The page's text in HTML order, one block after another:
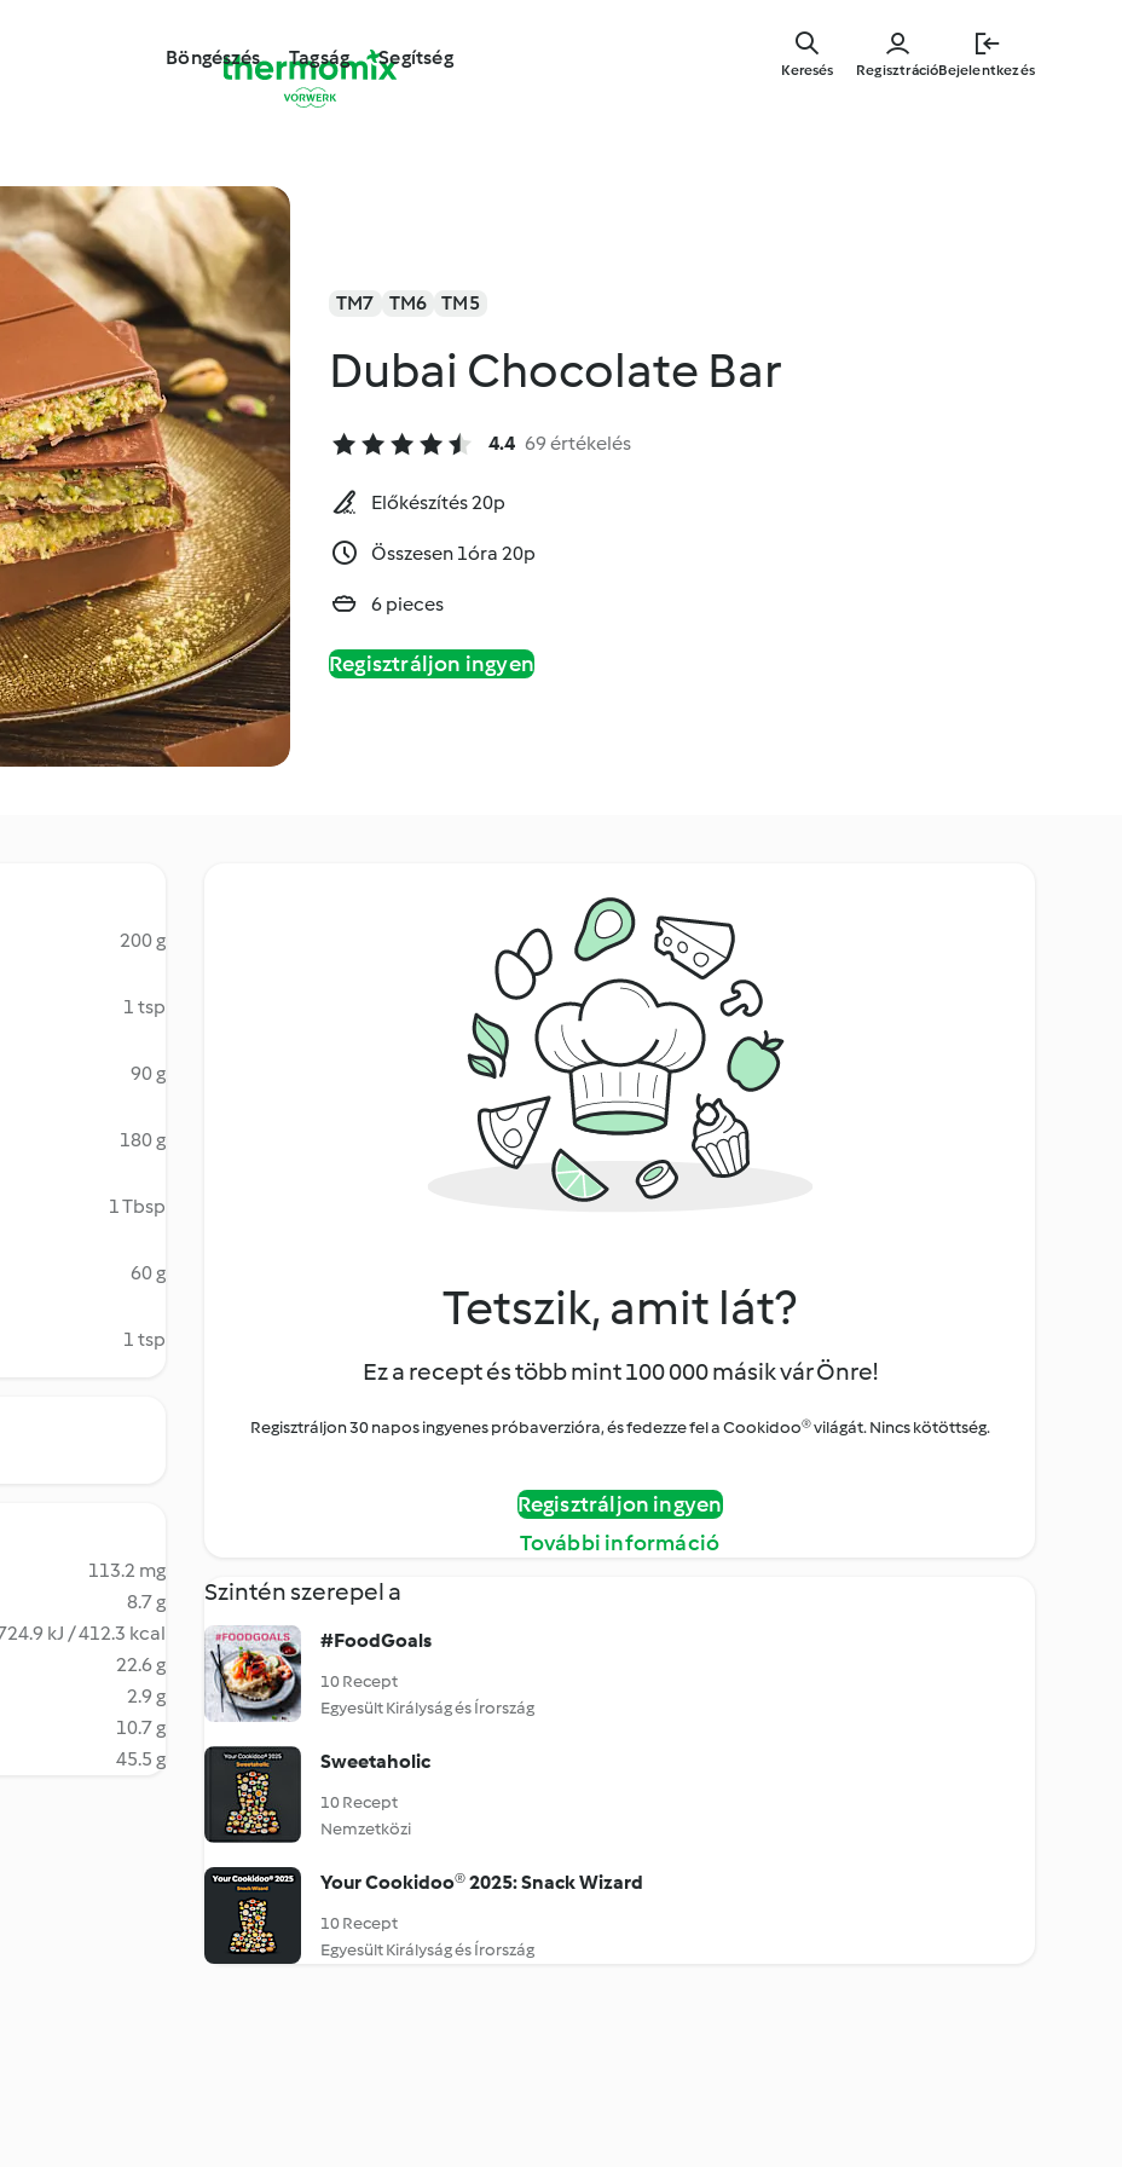
fő
Böngészés Tagság Segítség
RegisztrációBejelentkezés
Keresés
TM7 TM6 TM5
Dubai Chocolate Bar
4.4 69 értékelés
Előkészítés 20p
Összesen 1óra 20p
6 pieces
Regisztráljon ingyen
200 g
1 tsp
90 g
180 g
1 Tbsp
60 g
1 tsp
113.2 mg
8.7 g
kJ / 412.3 kcal
22.6 g
2.9 g
10.7 g
45.5 g
Tetszik, amit lát?
Ez a recept és több mint 100 000 másik vár Önre!
Regisztráljon 30 napos ingyenes próbaverzióra, és fedezze fel a Cookidoo® világát. Nincs kötöttség.
Regisztráljon ingyen
További információ
Szintén szerepel a
#FoodGoals
10 Recept
Egyesült Királyság és Írország
Sweetaholic
10 Recept
Nemzetközi
Your Cookidoo® 2025: Snack Wizard
10 Recept
Egyesült Királyság és Írország